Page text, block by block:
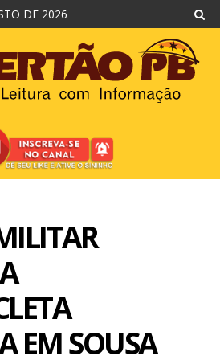
DE 2026
EM SOUSA